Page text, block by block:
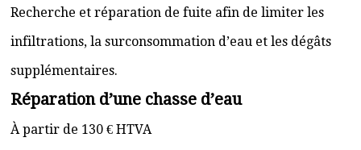
Recherche et réparation de fuite afin de limiter les
infiltrations, la surconsommation d’eau et les dégâts
supplémentaires.
Réparation d’une chasse d’eau
À partir de 130 € HTVA